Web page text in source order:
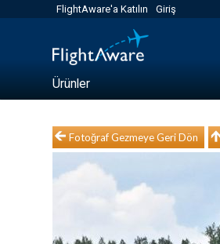
FlightAware'a Katılın Giriş
Ürünler
Fotoğraf Gezmeye Geri Dön